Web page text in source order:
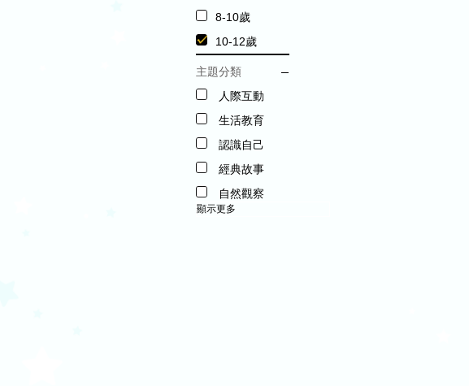
8-10歲
10-12歲
主題分類
人際互動
生活教育
認識自己
經典故事
自然觀察
顯示更多